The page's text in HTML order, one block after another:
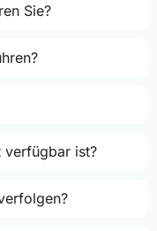
Sie?
verfügbar ist?